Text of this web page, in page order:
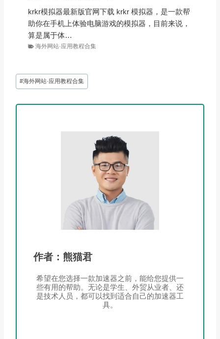
krkr模拟器最新版官网下载 krkr 模拟器，是一款帮
助你在手机上体验电脑游戏的模拟器，目前来说，
算是属于体…
海外网站·应用教程合集
文
章
#海外网站·应用教程合集
作者：熊猫君
希望在您选择一款加速器之前，能给您提供一
些有用的帮助。无论是学生、外贸从业者、还
是技术人员，都可以找到适合自己的加速器工
具。